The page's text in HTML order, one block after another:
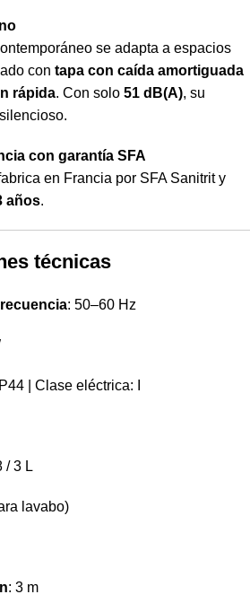
se adapta a espacios
con tapa con caída amortiguada
rápida. Con solo 51 dB(A), su
con garantía SFA
en Francia por SFA Sanitrit y
años.
técnicas
: 50–60 Hz
| Clase eléctrica: I
/ 3 L
lavabo)
: 3 m